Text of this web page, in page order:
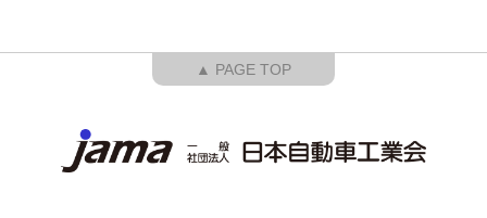
▲ PAGE TOP